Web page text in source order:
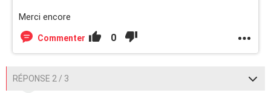
Merci encore
Commenter 0
RÉPONSE 2 / 3